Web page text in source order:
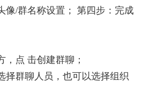
像/群名称设置； 第四步：完成
点 击创建群聊；
择群聊人员，也可以选择组织